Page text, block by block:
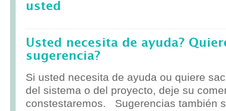
usted
Usted necesita de ayuda?
sugerencia?
Si usted necesita de ayuda ou quiere
del sistema o del proyecto, deje su
constestaremos. Sugerencias también